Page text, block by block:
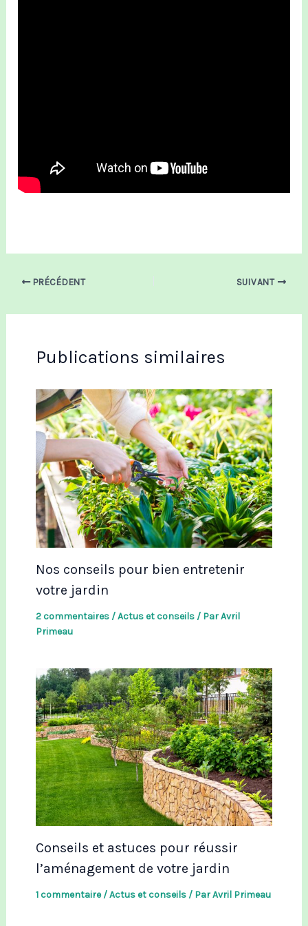
PRÉCÉDENT SUIVANT
Publications similaires
Nos conseils pour bien entretenir
votre jardin
2 commentaires /Actus et conseils/ ParAvril
Primeau
Conseils et astuces pour réussir
l’aménagement de votre jardin
1 commentaire/Actus et conseils/ ParAvril Primeau